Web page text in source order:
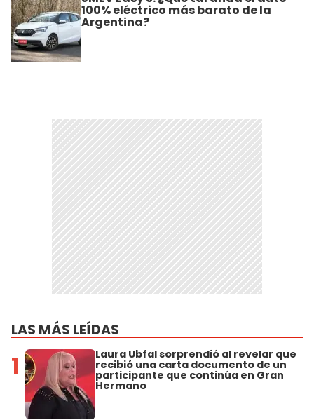
100% eléctrico más barato de la
Argentina?
LAS MÁS LEÍDAS
1 Laura Ubfal sorprendió al revelar que
recibió una carta documento de un
participante que continúa en Gran
Hermano